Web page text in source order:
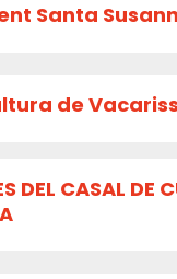
Santa
de
DEL CASAL DE